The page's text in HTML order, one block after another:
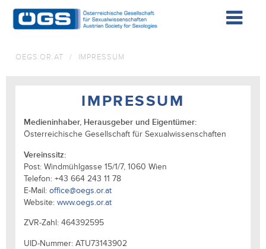
OEGS.OR.AT / IMPRESSUM
IMPRESSUM
Medieninhaber, Herausgeber und Eigentümer:
Österreichische Gesellschaft für Sexualwissenschaften
Vereinssitz:
Post: Windmühlgasse 15/1/7, 1060 Wien
Telefon: +43 664 243 11 78
E-Mail:office@oegs.or.at
Website:www.oegs.or.at
ZVR-Zahl: 464392595
UID-Nummer: ATU73143902